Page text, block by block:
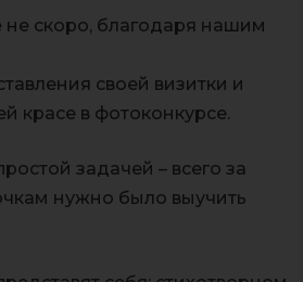
не скоро, благодаря нашим
своей визитки и
красе в фотоконкурсе.
задачей – всего за
нужно было выучить